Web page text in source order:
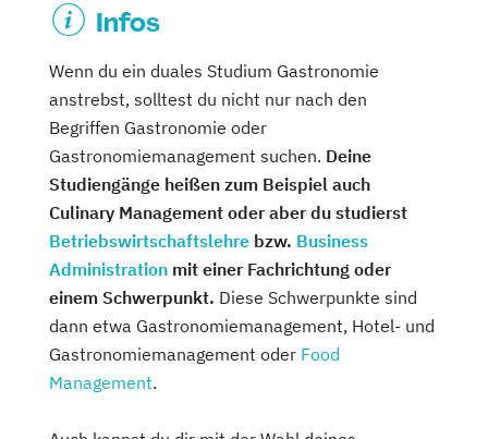
Infos
Wenn du ein duales Studium Gastronomie
anstrebst, solltest du nicht nur nach den
Begriffen Gastronomie oder
Gastronomiemanagement suchen. Deine
Studiengänge heißen zum Beispiel auch
Culinary Management oder aber du studierst
Betriebswirtschaftslehre bzw. Business
Administration mit einer Fachrichtung oder
einem Schwerpunkt. Diese Schwerpunkte sind
dann etwa Gastronomiemanagement, Hotel- und
Gastronomiemanagement oder Food
Management.